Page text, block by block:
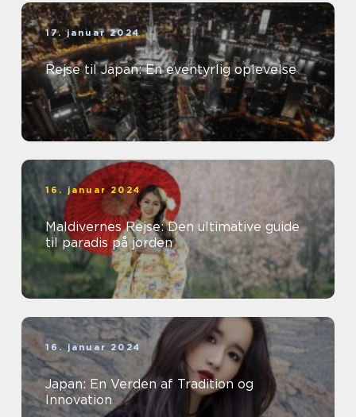
17. januar 2024
Rejse til Japan: En eventyrlig oplevelse
16. januar 2024
Maldivernes Rejse: Den ultimative guide
til paradis på jorden
16. januar 2024
Japan: En Verden af Tradition og
Innovation